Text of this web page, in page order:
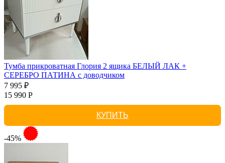
Тумба прикроватная Глория 2 ящика БЕЛЫЙ ЛАК +
СЕРЕБРО ПАТИНА с доводчиком
7 995 ₽
15 990 Р
КУПИТЬ
-45%